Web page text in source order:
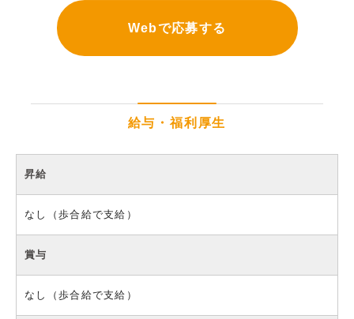
Webで応募する
給与・福利厚生
昇給
なし（歩合給で支給）
賞与
なし（歩合給で支給）